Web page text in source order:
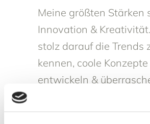
Meine größten Stärken
Innovation &
stolz darauf die Trends
kennen, coole Konzepte
entwickeln &